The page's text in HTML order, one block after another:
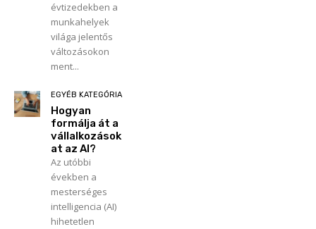
évtizedekben a
munkahelyek
világa jelentős
változásokon
ment...
EGYÉB KATEGÓRIA
Hogyan
formálja át a
vállalkozások
at az AI?
Az utóbbi
években a
mesterséges
intelligencia (AI)
hihetetlen